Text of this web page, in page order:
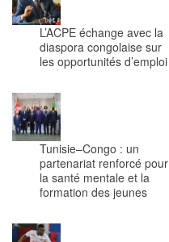
L’ACPE échange avec la
diaspora congolaise sur
les opportunités d’emploi
Tunisie–Congo : un
partenariat renforcé pour
la santé mentale et la
formation des jeunes